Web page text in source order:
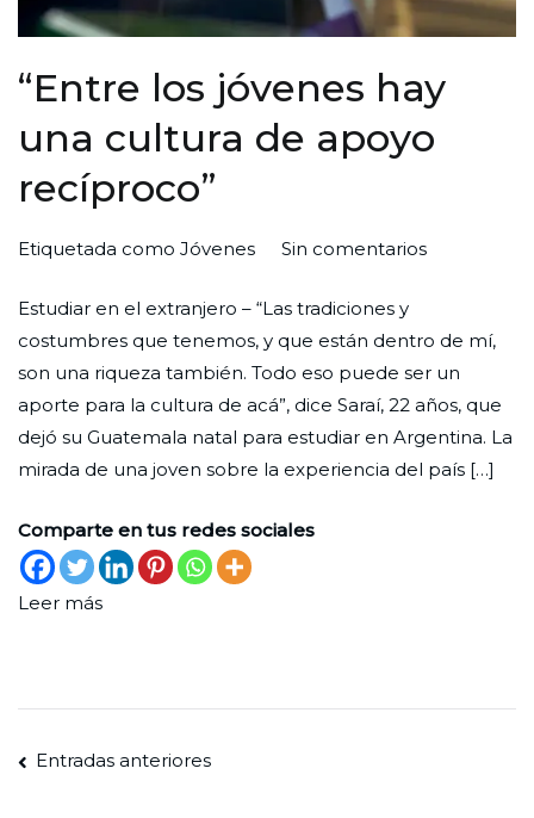
“Entre los jóvenes hay
una cultura de apoyo
recíproco”
Por
Ciudad
Nueva
Publicada
31
de
mayo
de
2023
Publicada
Nuevas
Generaciones
Etiquetada como Jóvenes Sin comentariosen
jóvenes
hay
una
cultura
de
Estudiar en el extranjero – “Las tradiciones y
costumbres que tenemos, y que están dentro de mí,
son una riqueza también. Todo eso puede ser un
aporte para la cultura de acá”, dice Saraí, 22 años, que
dejó su Guatemala natal para estudiar en Argentina. La
mirada de una joven sobre la experiencia del país […]
Comparte en tus redes sociales
Leer más
Navegación
Entradas anteriores